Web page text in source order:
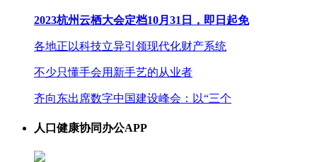
2023杭州云栖大会定档10月31日，即日起免
各地正以科技立异引领现代化财产系统
不少只懂手会用新手艺的从业者
齐向东出席数字中国建设峰会：以“三个
人口健康协同办公APP